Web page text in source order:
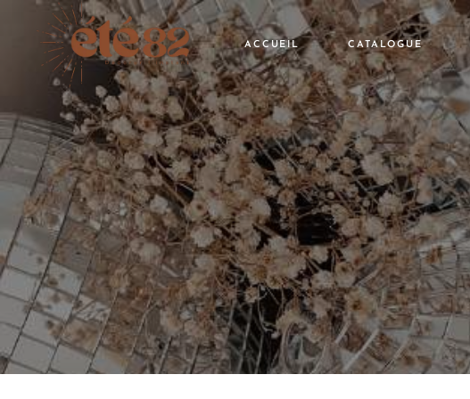
ACCUEIL CATALOGUE
Voir tout
Thème
Saisons
Catégories